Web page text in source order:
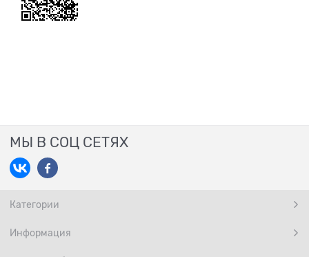
МЫ В СОЦ СЕТЯХ
Категории
Информация